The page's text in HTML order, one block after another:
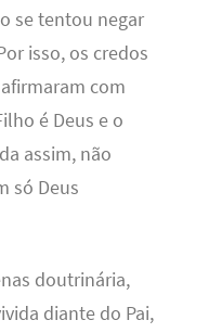
se tentou negar
isso, os credos
com
é Deus e o
assim, não
só Deus
doutrinária,
diante do Pai,